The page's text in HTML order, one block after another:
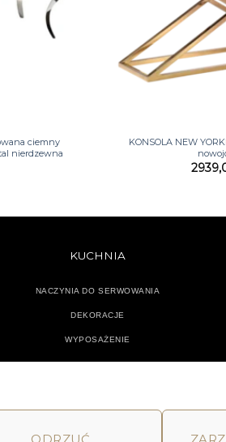
ciemny
nierdzewna
KONSOLA NEW
KUCHNIA
NACZYNIA DO SERWOWANIA
DEKORACJE
WYPOSAŻENIE